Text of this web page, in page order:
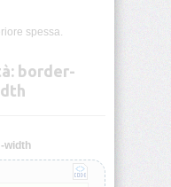
spessa.
border-
width